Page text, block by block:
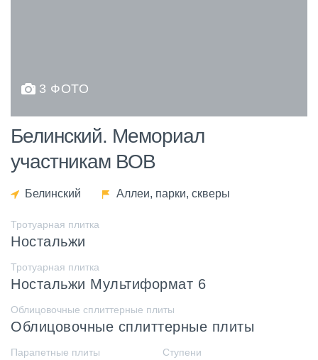
3 ФОТО
Белинский. Мемориал
участникам ВОВ
Белинский Аллеи, парки, скверы
Тротуарная плитка
Ностальжи
Тротуарная плитка
Ностальжи Мультиформат 6
Облицовочные сплиттерные плиты
Облицовочные сплиттерные плиты
Парапетные плиты Ступени